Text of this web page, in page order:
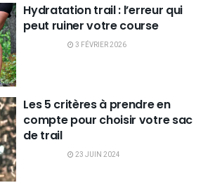
Hydratation trail : l’erreur qui
peut ruiner votre course
3 FÉVRIER 2026
Les 5 critères à prendre en
compte pour choisir votre sac
de trail
23 JUIN 2024